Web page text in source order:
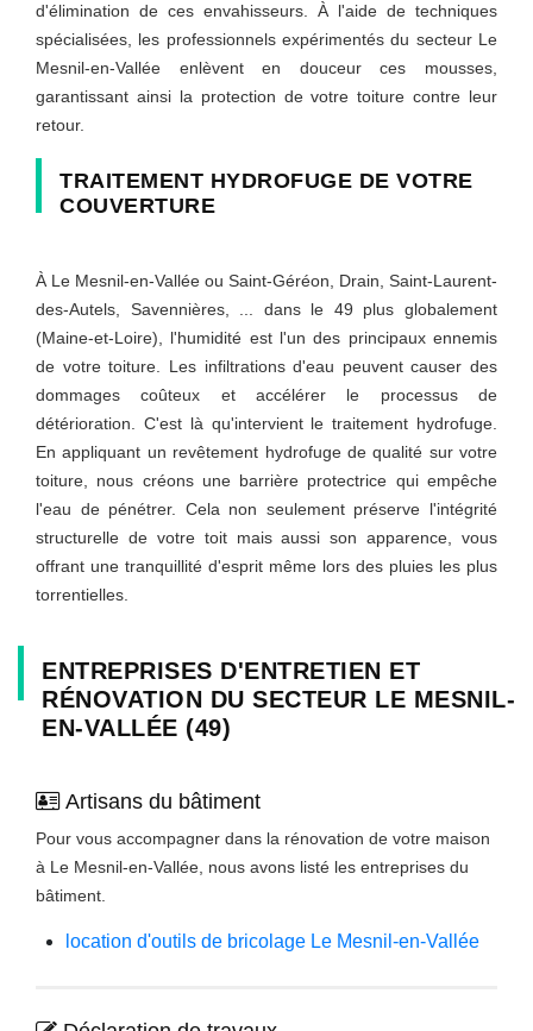
d'élimination de ces envahisseurs. À l'aide de techniques
spécialisées, les professionnels expérimentés du secteur Le
Mesnil-en-Vallée enlèvent en douceur ces mousses,
garantissant ainsi la protection de votre toiture contre leur
retour.
TRAITEMENT HYDROFUGE DE VOTRE
COUVERTURE
À Le Mesnil-en-Vallée ou Saint-Géréon, Drain, Saint-Laurent-
des-Autels, Savennières, ... dans le 49 plus globalement
(Maine-et-Loire), l'humidité est l'un des principaux ennemis
de votre toiture. Les infiltrations d'eau peuvent causer des
dommages coûteux et accélérer le processus de
détérioration. C'est là qu'intervient le traitement hydrofuge.
En appliquant un revêtement hydrofuge de qualité sur votre
toiture, nous créons une barrière protectrice qui empêche
l'eau de pénétrer. Cela non seulement préserve l'intégrité
structurelle de votre toit mais aussi son apparence, vous
offrant une tranquillité d'esprit même lors des pluies les plus
torrentielles.
ENTREPRISES D'ENTRETIEN ET
RÉNOVATION DU SECTEUR LE MESNIL-
EN-VALLÉE (49)
Artisans du bâtiment
Pour vous accompagner dans la rénovation de votre maison
à Le Mesnil-en-Vallée, nous avons listé les entreprises du
bâtiment.
location d'outils de bricolage Le Mesnil-en-Vallée